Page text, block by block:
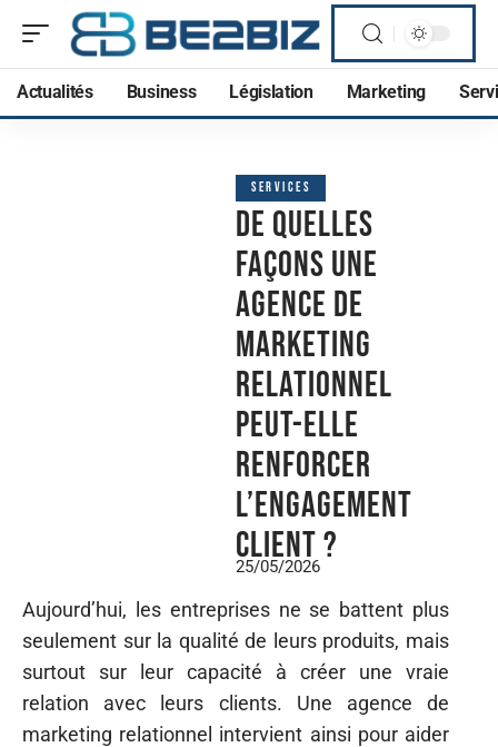
Actualités Business Législation Marketing
SERVICES
De quelles
façons une
agence de
marketing
relationnel
peut-elle
renforcer
l’engagement
client ?
25/05/2026
Aujourd’hui, les entreprises ne se battent plus
seulement sur la qualité de leurs produits, mais
surtout sur leur capacité à créer une vraie
relation avec leurs clients. Une agence de
marketing relationnel intervient ainsi pour aider